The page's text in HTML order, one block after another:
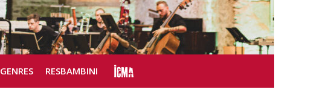
GENRES RESBAMBINI